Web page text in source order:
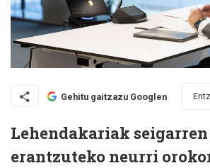
Gehitu gaitzazu Googlen
Lehendakariak
erantzuteko neurri